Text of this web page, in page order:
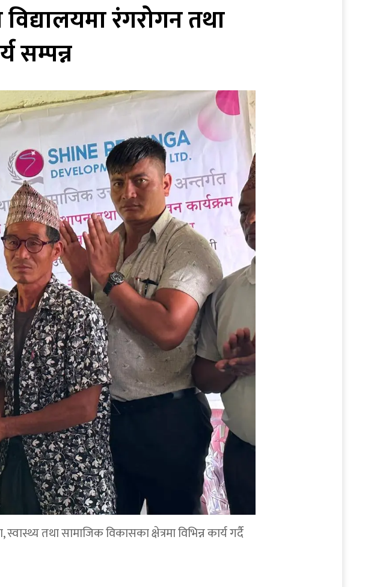
रंगरोगन तथा
सम्पन्न
तथा सामाजिक विकासका क्षेत्रमा विभिन्न कार्य गर्दै